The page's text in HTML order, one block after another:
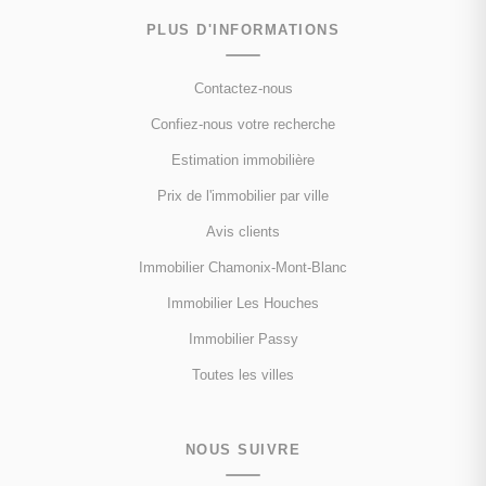
PLUS D'INFORMATIONS
Contactez-nous
Confiez-nous votre recherche
Estimation immobilière
Prix de l'immobilier par ville
Avis clients
Immobilier Chamonix-Mont-Blanc
Immobilier Les Houches
Immobilier Passy
Toutes les villes
NOUS SUIVRE